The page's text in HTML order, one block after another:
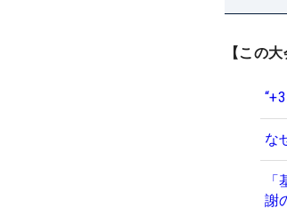
【この
な
謝